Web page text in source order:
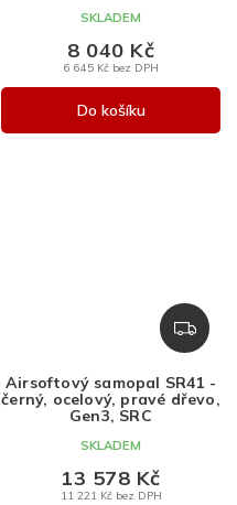
SKLADEM
6 645 Kč bez DPH
8 040 Kč
Do košíku
Z
D
R
Airsoftový samopal SR41 -
černý, ocelový, pravé dřevo,
Gen3, SRC
SKLADEM
11 221 Kč bez DPH
13 578 Kč